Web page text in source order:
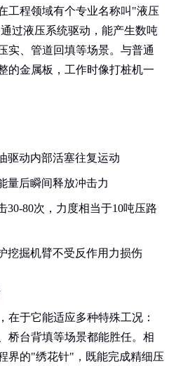
工程领域有个专业名称叫"液压
过液压系统驱动，能产生数吨
实、管道回填等场景。与普通
的金属板，工作时像打桩机一
驱动内部活塞往复运动
量后瞬间释放冲击力
30-80次，力度相当于10吨压路
挖掘机臂不受反作用力损伤
在于它能适应多种特殊工况：
桥台背填等场景都能胜任。相
界的"绣花针"，既能完成精细压